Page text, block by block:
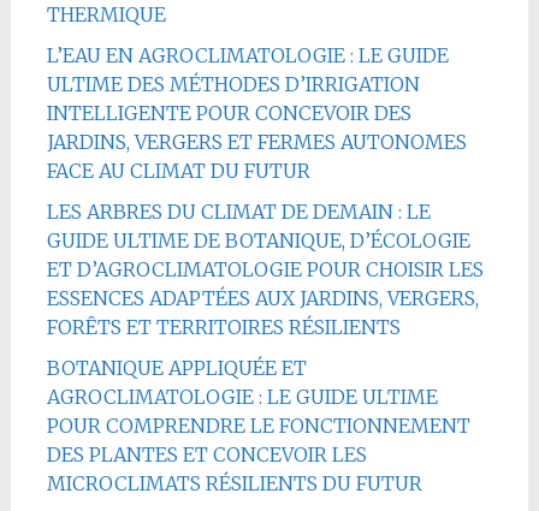
THERMIQUE
L’EAU EN AGROCLIMATOLOGIE : LE GUIDE
ULTIME DES MÉTHODES D’IRRIGATION
INTELLIGENTE POUR CONCEVOIR DES
JARDINS, VERGERS ET FERMES AUTONOMES
FACE AU CLIMAT DU FUTUR
LES ARBRES DU CLIMAT DE DEMAIN : LE
GUIDE ULTIME DE BOTANIQUE, D’ÉCOLOGIE
ET D’AGROCLIMATOLOGIE POUR CHOISIR LES
ESSENCES ADAPTÉES AUX JARDINS, VERGERS,
FORÊTS ET TERRITOIRES RÉSILIENTS
BOTANIQUE APPLIQUÉE ET
AGROCLIMATOLOGIE : LE GUIDE ULTIME
POUR COMPRENDRE LE FONCTIONNEMENT
DES PLANTES ET CONCEVOIR LES
MICROCLIMATS RÉSILIENTS DU FUTUR